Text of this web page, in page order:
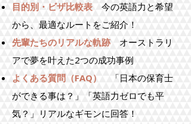
目的別・ビザ比較表
今の英語力と希望
から、最適なルートをご紹介！
先輩たちのリアルな軌跡
オーストラリ
アで夢を叶えた2つの成功事例
よくある質問（FAQ）
「日本の保育士
ができる事は？」「英語力ゼロでも平
気？」リアルなギモンに回答！